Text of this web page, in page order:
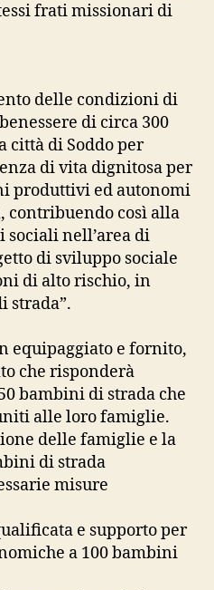
frati missionari di
delle condizioni di
di circa 300
città di Soddo per
di vita dignitosa per
produttivi ed autonomi
contribuendo così alla
nell’area di
di sviluppo sociale
di alto rischio, in
strada”.
equipaggiato e fornito,
che risponderà
bambini di strada che
alle loro famiglie.
delle famiglie e la
di strada
misure
e supporto per
a 100 bambini